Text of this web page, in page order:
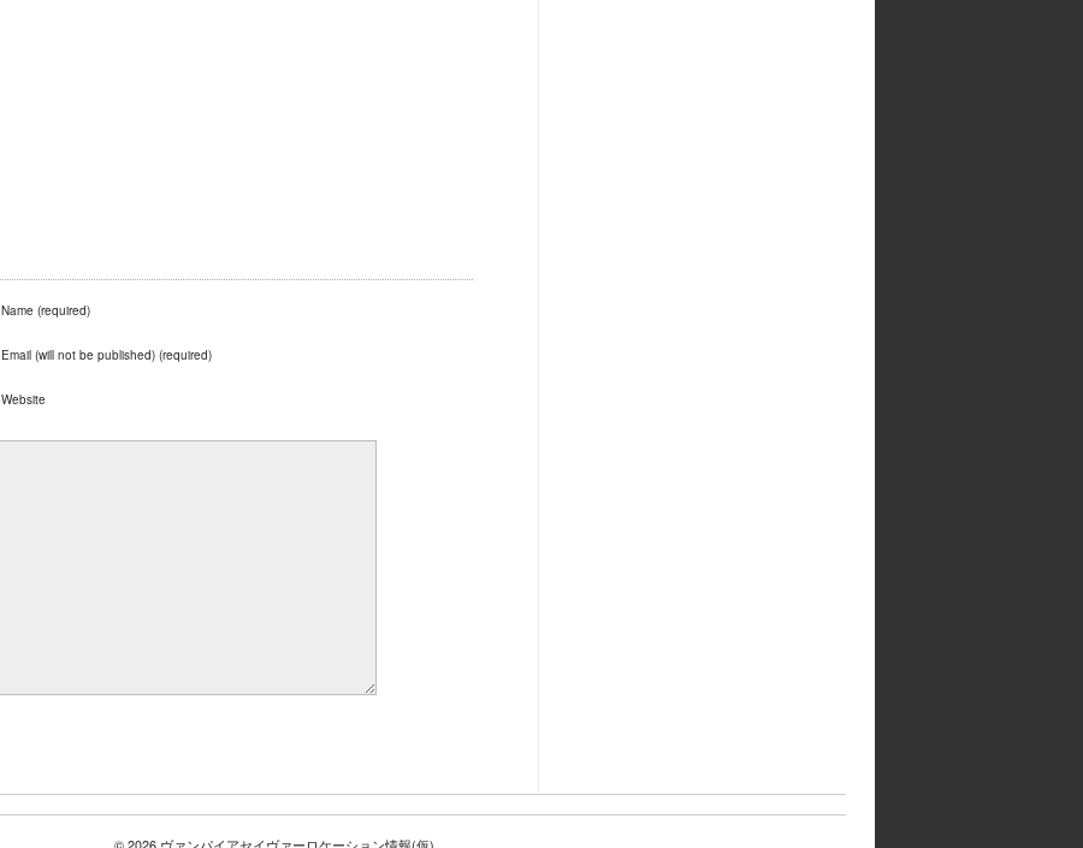
Name (required)
Email (will not be published) (required)
Website